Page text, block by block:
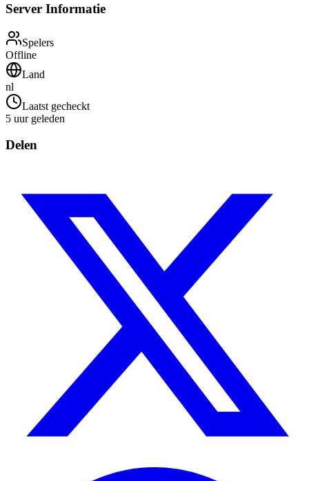
Server Informatie
Spelers
Offline
Land
nl
Laatst gecheckt
5 uur geleden
Delen